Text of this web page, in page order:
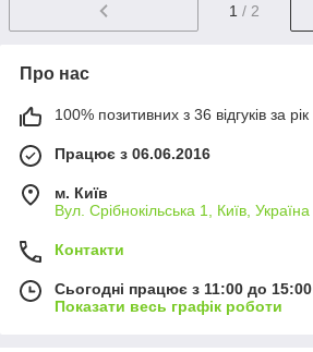
1 / 2
Про нас
100% позитивних з 36 відгуків за рік
Працює з 06.06.2016
м. Київ
Вул. Срібнокільська 1, Київ, Україна
Контакти
Сьогодні працює з 11:00 до 15:00
Показати весь графік роботи